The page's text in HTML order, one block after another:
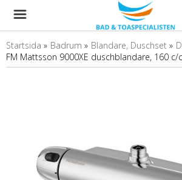
Startsida » Badrum » Blandare, Duschset »
FM Mattsson 9000XE duschblandare, 160